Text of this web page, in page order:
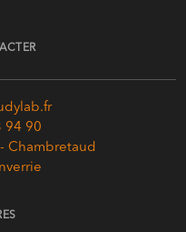
94 90
Chambretaud